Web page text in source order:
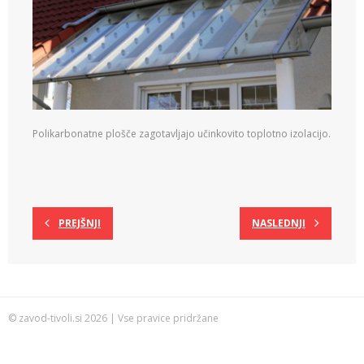
Polikarbonatne plošče zagotavljajo učinkovito toplotno izolacijo.
PREJŠNJI NASLEDNJI
© zavod-tivoli.si 2026 | Vse pravice pridržane